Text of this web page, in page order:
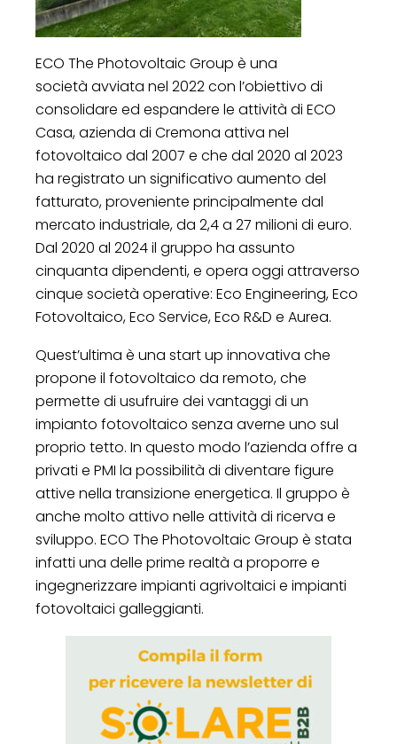
ECO The Photovoltaic Group è una
società avviata nel 2022 con l’obiettivo di
consolidare ed espandere le attività di ECO
Casa, azienda di Cremona attiva nel
fotovoltaico dal 2007 e che dal 2020 al 2023
ha registrato un significativo aumento del
fatturato, proveniente principalmente dal
mercato industriale, da 2,4 a 27 milioni di euro.
Dal 2020 al 2024 il gruppo ha assunto
cinquanta dipendenti, e opera oggi attraverso
cinque società operative: Eco Engineering, Eco
Fotovoltaico, Eco Service, Eco R&D e Aurea.
Quest’ultima è una start up innovativa che
propone il fotovoltaico da remoto, che
permette di usufruire dei vantaggi di un
impianto fotovoltaico senza averne uno sul
proprio tetto. In questo modo l’azienda offre a
privati e PMI la possibilità di diventare figure
attive nella transizione energetica. Il gruppo è
anche molto attivo nelle attività di ricerva e
sviluppo. ECO The Photovoltaic Group è stata
infatti una delle prime realtà a proporre e
ingegnerizzare impianti agrivoltaici e impianti
fotovoltaici galleggianti.